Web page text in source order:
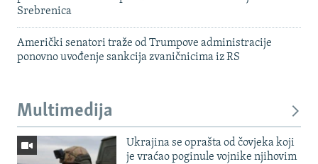
Srebrenica
Američki senatori traže od Trumpove administracije
ponovno uvođenje sankcija zvaničnicima iz RS
Multimedija
Ukrajina se oprašta od čovjeka koji
je vraćao poginule vojnike njihovim